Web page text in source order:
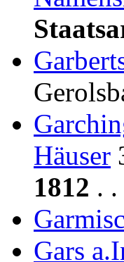
Häuser
1812 . .
Gars